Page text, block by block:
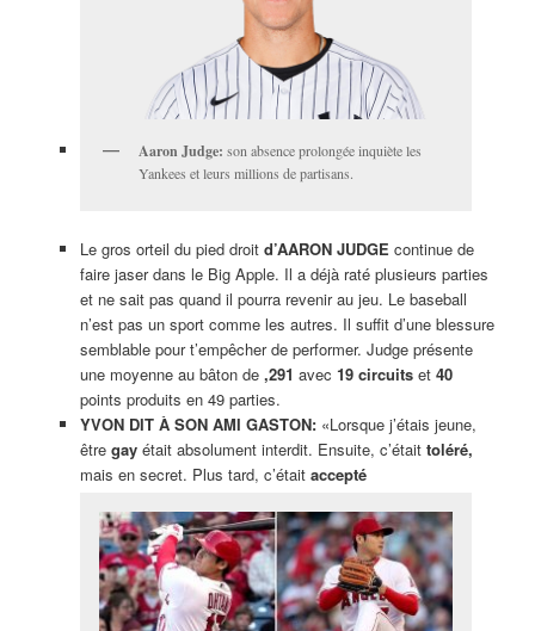
Aaron Judge: son absence prolongée inquiète les
Yankees et leurs millions de partisans.
Le gros orteil du pied droit d’AARON JUDGE continue de
faire jaser dans le Big Apple. Il a déjà raté plusieurs parties
et ne sait pas quand il pourra revenir au jeu. Le baseball
n’est pas un sport comme les autres. Il suffit d’une blessure
semblable pour t’empêcher de performer. Judge présente
une moyenne au bâton de ,291 avec 19 circuitset 40
points produits en 49 parties.
YVON DIT À SON AMI GASTON: «Lorsque j’étais jeune,
être gayétait absolument interdit. Ensuite, c’était toléré,
mais en secret. Plus tard, c’était accepté